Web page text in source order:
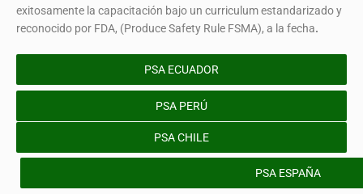
exitosamente la capacitación bajo un curriculum estandarizado y
reconocido por FDA, (Produce Safety Rule FSMA), a la fecha.
PSA ECUADOR
PSA PERÚ
PSA CHILE
PSA ESPAÑA